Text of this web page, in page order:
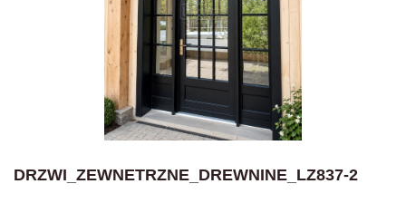
DRZWI_ZEWNETRZNE_DREWNINE_LZ837-2